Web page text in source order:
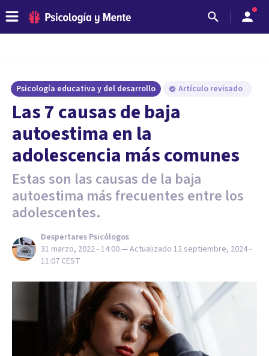
Psicología educativa y del desarrollo Artículo revisado
Las 7 causas de baja
autoestima en la
adolescencia más comunes
Estas son las causas de la baja
autoestima más frecuentes entre los
adolescentes.
Despertares Psicólogos
31 marzo, 2022 - 14:00— Actualizado 12 septiembre, 2024 -
11:07 CEST